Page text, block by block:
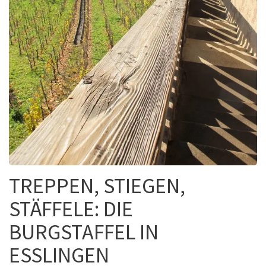
TREPPEN, STIEGEN,
STÄFFELE: DIE
BURGSTAFFEL IN
ESSLINGEN